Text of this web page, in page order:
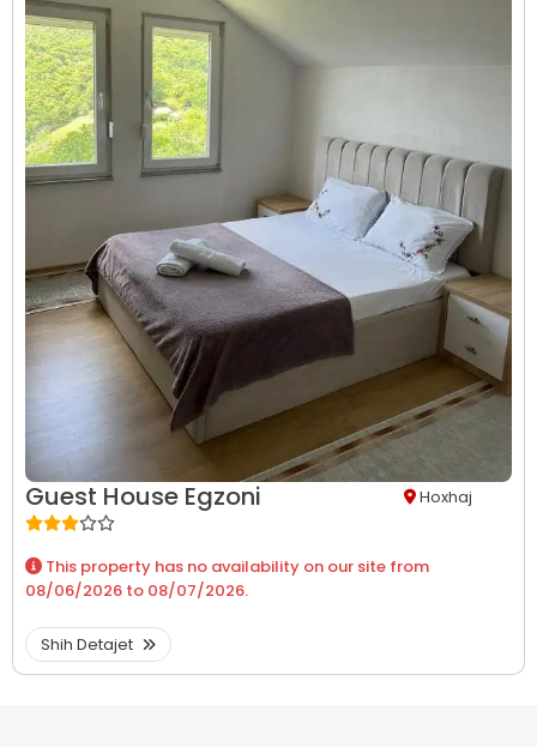
Guest House Egzoni Hoxhaj
This property has no availability on our site from
08/06/2026 to 08/07/2026.
Shih Detajet